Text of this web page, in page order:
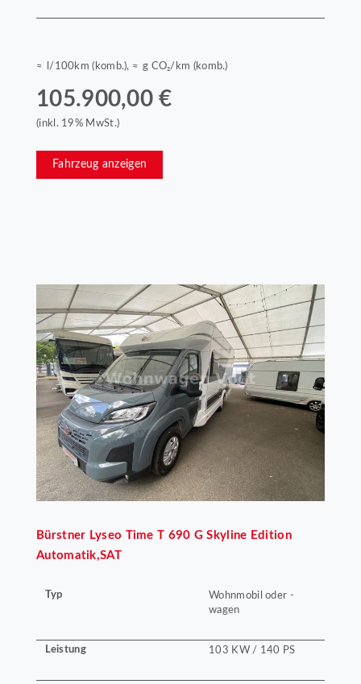
≈ l/100km (komb.), ≈ g CO₂/km (komb.)
105.900,00 €
(inkl. 19% MwSt.)
Fahrzeug anzeigen
Bürstner Lyseo Time T 690 G Skyline Edition
Automatik,SAT
Typ
Wohnmobil oder -
wagen
Leistung 103 KW / 140 PS